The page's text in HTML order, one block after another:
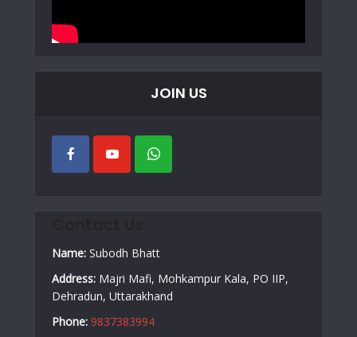
JOIN US
Name: Subodh Bhatt
Address: Majri Mafi, Mohkampur Kala, PO IIP,
Dehradun, Uttarakhand
Phone: 9837383994